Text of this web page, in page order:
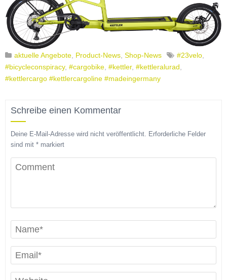
aktuelle Angebote, Product-News, Shop-News #23velo,
#bicycleconspiracy, #cargobike, #kettler, #kettleralurad,
#kettlercargo #kettlercargoline #madeingermany
Schreibe einen Kommentar
Deine E-Mail-Adresse wird nicht veröffentlicht. Erforderliche Felder
sind mit * markiert